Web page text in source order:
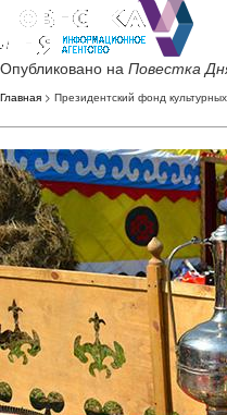
Опубликовано на Повестка
Главная > Президентский фонд